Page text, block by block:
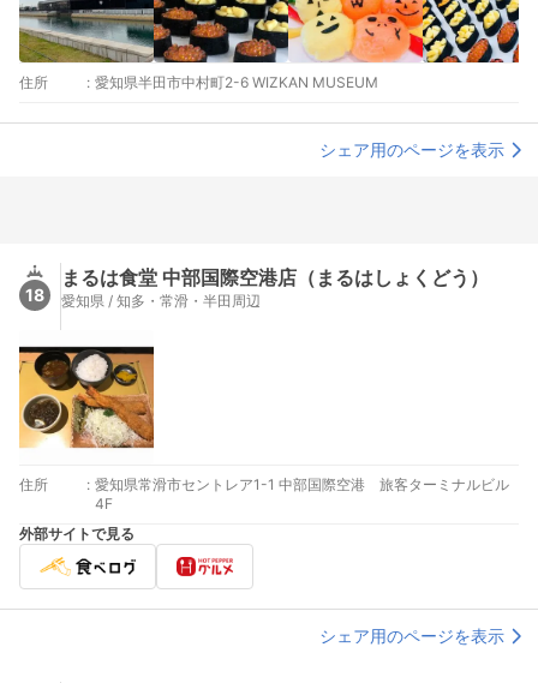
住所 : 愛知県半田市中村町2-6 WIZKAN MUSEUM
シェア用のページを表示
18
まるは食堂 中部国際空港店（まるはしょくどう）
愛知県 / 知多・常滑・半田周辺
住所 : 愛知県常滑市セントレア1-1 中部国際空港 旅客ターミナルビル
4F
外部サイトで見る
シェア用のページを表示